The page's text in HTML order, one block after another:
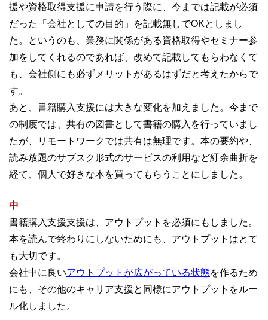
援や資格取得支援に申請を行う際に、今までは記載が必須
だった「会社としての目的」を記載無しでOKとしまし
た。 というのも、業務に関係がある資格取得やセミナー参
加をしてくれるのであれば、改めて記載してもらわなくて
も、会社側にも必ずメリットがあるはずだと考えたからで
す。
あと、書籍購入支援には大きな変化を加えました。今まで
の制度では、共有の図書として書籍の購入を行っていまし
たが、リモートワークでは共有は無理です。本の要約や、
読み放題のサブスク形式のサービスの利用など紆余曲折を
経て、個人で好きな本を買ってもらうことにしました。
中
書籍購入支援支援は、アウトプットを必須にもしました。
本を読んで終わりにしないためにも、アウトプットはとて
も大切です。
会社中に良いアウトプットが広がっている状態を作るため
にも、その他のキャリア支援と同様にアウトプットをルー
ル化しました。